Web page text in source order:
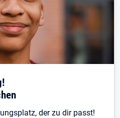
der zu dir passt!